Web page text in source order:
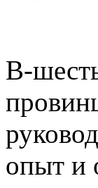
В-
опыт и